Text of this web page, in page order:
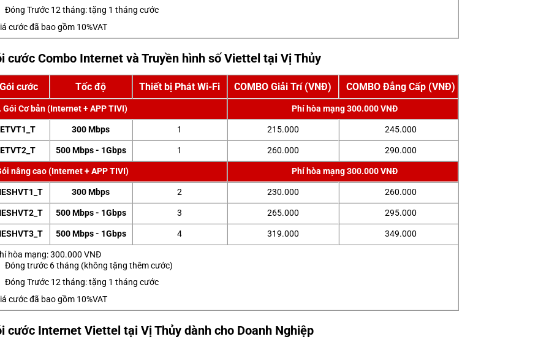
Đóng Trước 12 tháng: tặng 1 tháng cước
cước đã bao gồm 10%VAT
cước Combo Internet và Truyền hình số Viettel tại Vị Thủy
Gói cước Tốc độ Thiết bị Phát Wi-Fi COMBO Giải Trí (VNĐ) COMBO Đẳng Cấp (VNĐ)
Gói Cơ bản (Internet + APP TIVI)
Phí hòa mạng 300.000 VNĐ
300 Mbps 1 215.000
245.000
500 Mbps - 1Gbps 1 260.000
290.000
nâng cao (Internet + APP TIVI)
Phí hòa mạng 300.000 VNĐ
300 Mbps 2 230.000
260.000
500 Mbps - 1Gbps 3 265.000
295.000
500 Mbps - 1Gbps 4 319.000
349.000
hòa mạng: 300.000 VNĐ
Đóng trước 6 tháng (không tặng thêm cước)
Đóng Trước 12 tháng: tặng 1 tháng cước
cước đã bao gồm 10%VAT
cước Internet Viettel tại Vị Thủy dành cho Doanh Nghiệp